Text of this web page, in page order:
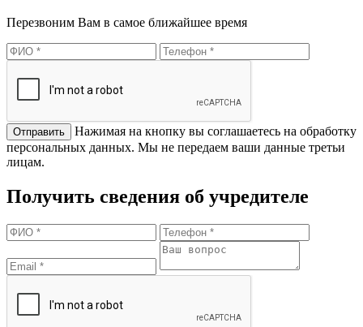
Перезвоним Вам в самое ближайшее время
Нажимая на кнопку вы соглашаетесь на обработку
персональных данных. Мы не передаем ваши данные третьи
лицам.
Получить сведения об учредителе